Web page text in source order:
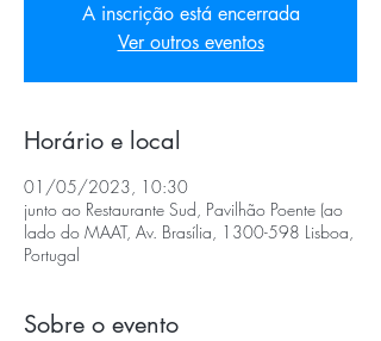
A inscrição está encerrada
Ver outros eventos
Horário e local
01/05/2023, 10:30
junto ao Restaurante Sud, Pavilhão Poente (ao
lado do MAAT, Av. Brasília, 1300-598 Lisboa,
Portugal
Sobre o evento